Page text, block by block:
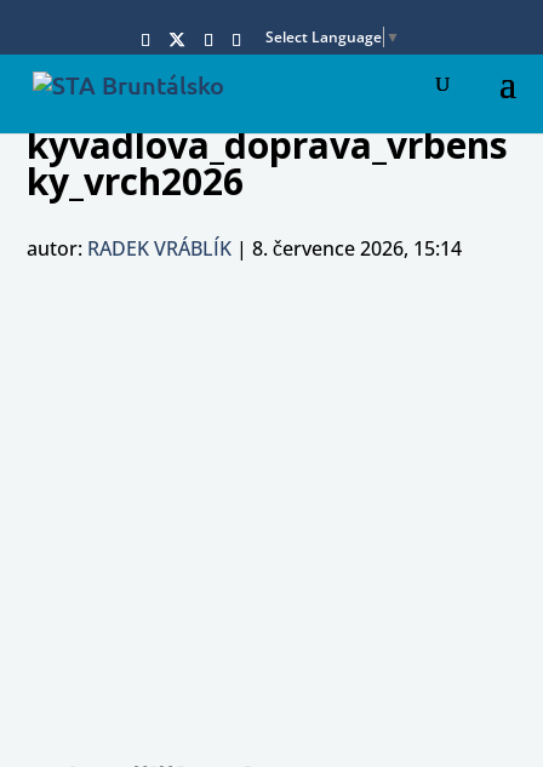
Select Language ▼
kyvadlova_doprava_vrbens
ky_vrch2026
autor: RADEK VRÁBLÍK |8. července 2026, 15:14